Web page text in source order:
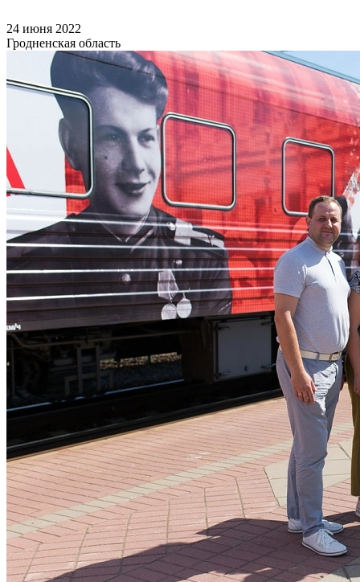
24 июня 2022
Гродненская область